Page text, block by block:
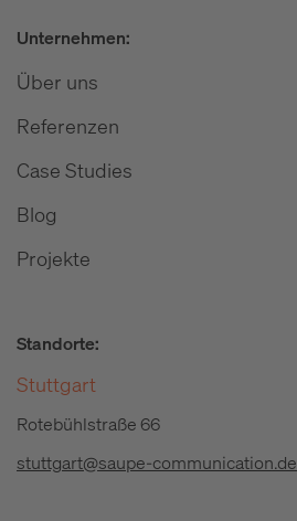
Unternehmen:
Über uns
Referenzen
Case Studies
Blog
Projekte
Standorte:
Stuttgart
Rotebühlstraße 66
stuttgart@saupe-communication.de